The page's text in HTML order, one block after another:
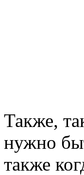
Также,
нужно
также